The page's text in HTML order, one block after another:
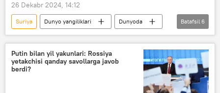
26 Dekabr 2024, 14:12
Suriya Dunyo yangiliklari
Dunyoda
Rossiya
Rossiya TIV
Sergey Lavrov
Ukraina
Donald Tramp
Batafsil 6
Putin bilan yil yakunlari: Rossiya
yetakchisi qanday savollarga javob
berdi?